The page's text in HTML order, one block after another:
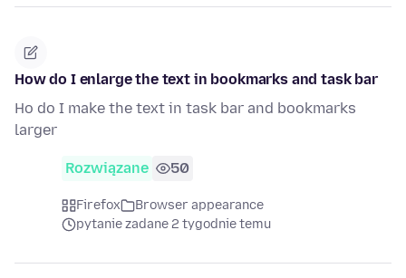
How do I enlarge the text in bookmarks and task bar
Ho do I make the text in task bar and bookmarks
larger
Rozwiązane 50
Firefox
Browser appearance
pytanie zadane 2 tygodnie temu